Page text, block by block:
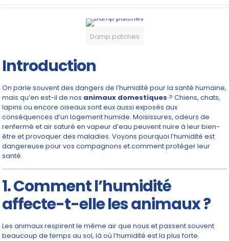
Damp patches
Introduction
On parle souvent des dangers de l’humidité pour la santé humaine,
mais qu’en est-il de nos animaux domestiques ? Chiens, chats,
lapins ou encore oiseaux sont eux aussi exposés aux
conséquences d’un logement humide. Moisissures, odeurs de
renfermé et air saturé en vapeur d’eau peuvent nuire à leur bien-
être et provoquer des maladies. Voyons pourquoi l’humidité est
dangereuse pour vos compagnons et comment protéger leur
santé.
1. Comment l’humidité
affecte-t-elle les animaux ?
Les animaux respirent le même air que nous et passent souvent
beaucoup de temps au sol, là où l’humidité est la plus forte.